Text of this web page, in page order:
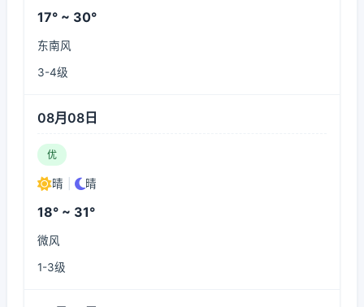
17° ~ 30°
东南风
3-4级
08月08日
优
晴 晴
18° ~ 31°
微风
1-3级